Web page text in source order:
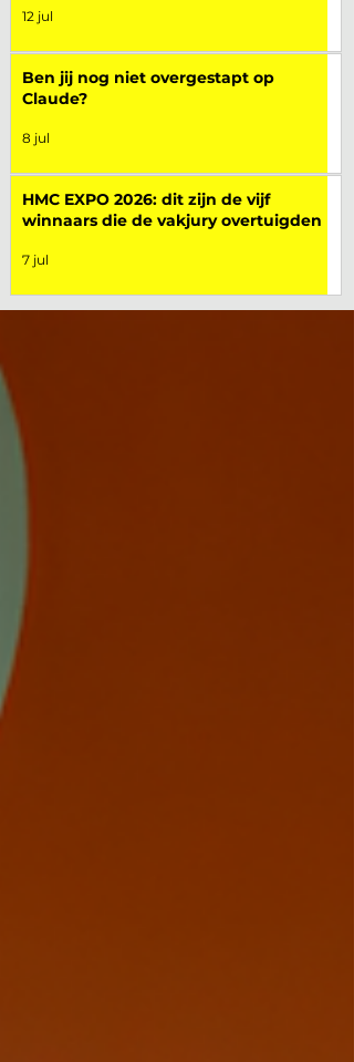
12 jul
Ben jij nog niet overgestapt op
Claude?
8 jul
HMC EXPO 2026: dit zijn de vijf
winnaars die de vakjury overtuigden
7 jul